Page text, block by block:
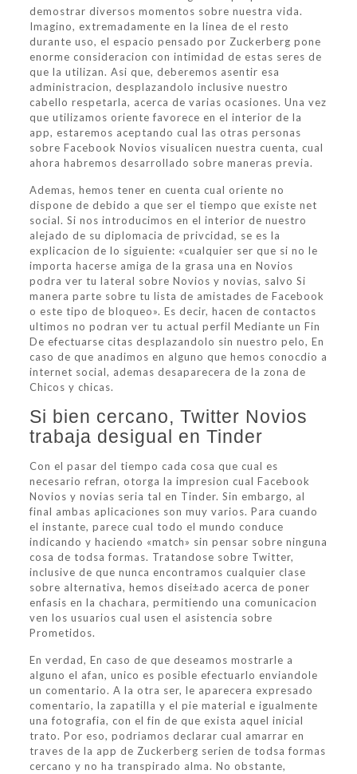
demostrar diversos momentos sobre nuestra vida.
Imagino, extremadamente en la linea de el resto
durante uso, el espacio pensado por Zuckerberg pone
enorme consideracion con intimidad de estas seres de
que la utilizan. Asi que, deberemos asentir esa
administracion, desplazandolo inclusive nuestro
cabello respetarla, acerca de varias ocasiones. Una vez
que utilizamos oriente favorece en el interior de la
app, estaremos aceptando cual las otras personas
sobre Facebook Novios visualicen nuestra cuenta, cual
ahora habremos desarrollado sobre maneras previa.
Ademas, hemos tener en cuenta cual oriente no
dispone de debido a que ser el tiempo que existe net
social. Si nos introducimos en el interior de nuestro
alejado de su diplomacia de privcidad, se es la
explicacion de lo siguiente: «cualquier ser que si no le
importa hacerse amiga de la grasa una en Novios
podra ver tu lateral sobre Novios y novias, salvo Si
manera parte sobre tu lista de amistades de Facebook
o este tipo de bloqueo». Es decir, hacen de contactos
ultimos no podran ver tu actual perfil Mediante un Fin
De efectuarse citas desplazandolo sin nuestro pelo, En
caso de que anadimos en alguno que hemos conocdio a
internet social, ademas desaparecera de la zona de
Chicos y chicas.
Si bien cercano, Twitter Novios
trabaja desigual en Tinder
Con el pasar del tiempo cada cosa que cual es
necesario refran, otorga la impresion cual Facebook
Novios y novias seri­a tal en Tinder. Sin embargo, al
final ambas aplicaciones son muy varios. Para cuando
el instante, parece cual todo el mundo conduce
indicando y haciendo «match» sin pensar sobre ninguna
cosa de todsa formas. Tratandose sobre Twitter,
inclusive de que nunca encontramos cualquier clase
sobre alternativa, hemos disei±ado acerca de poner
enfasis en la chachara, permitiendo una comunicacion
ven los usuarios cual usen el asistencia sobre
Prometidos.
En verdad, En caso de que deseamos mostrarle a
alguno el afan, unico es posible efectuarlo enviandole
un comentario. A la otra ser, le aparecera expresado
comentario, la zapatilla y el pie material e igualmente
una fotografia, con el fin de que exista aquel inicial
trato. Por eso, podri­amos declarar cual amarrar en
traves de la app de Zuckerberg seri­en de todsa formas
cercano y no ha transpirado alma. No obstante,